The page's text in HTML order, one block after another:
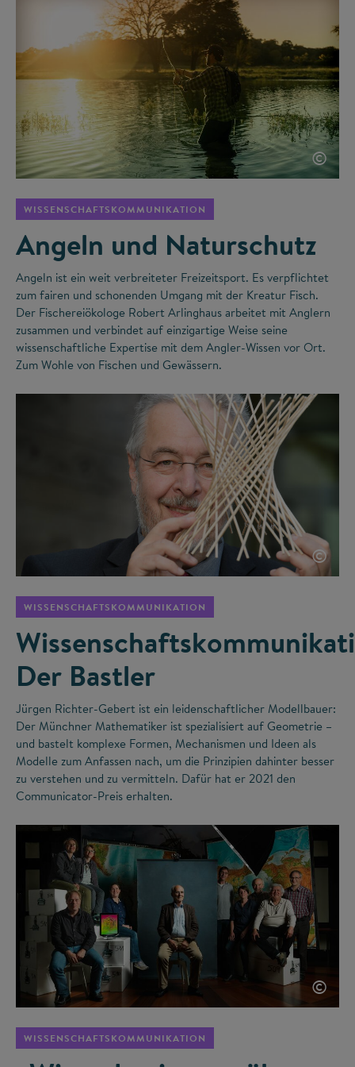
©
WISSENSCHAFTSKOMMUNIKATION
Angeln und Naturschutz
Angeln ist ein weit verbreiteter Freizeitsport. Es verpflichtet
zum fairen und schonenden Umgang mit der Kreatur Fisch.
Der Fischereiökologe Robert Arlinghaus arbeitet mit Anglern
zusammen und verbindet auf einzigartige Weise seine
wissenschaftliche Expertise mit dem Angler-Wissen vor Ort.
Zum Wohle von Fischen und Gewässern.
©
WISSENSCHAFTSKOMMUNIKATION
Der Bastler
Jürgen Richter-Gebert ist ein leidenschaftlicher Modellbauer:
Der Münchner Mathematiker ist spezialisiert auf Geometrie –
und bastelt komplexe Formen, Mechanismen und Ideen als
Modelle zum Anfassen nach, um die Prinzipien dahinter besser
zu verstehen und zu vermitteln. Dafür hat er 2021 den
Communicator-Preis erhalten.
©
WISSENSCHAFTSKOMMUNIKATION